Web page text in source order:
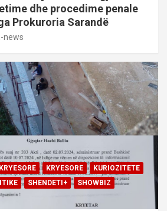
dhe procedime penale
Prokuroria Sarandë
news
KRYESORE KRYESORE
KURIOZITETE
SHENDETI+
SHOWBIZ